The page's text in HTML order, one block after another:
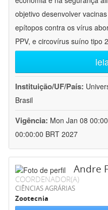
objetivo desenvolver
epítopos contra os vírus
PPV, e circovírus suíno tipo
Instituição/UF/País:
Brasil
Vigência: Mon Jan 08
00:00:00 BRT 2027
Andre
COORDENADOR(A)
CIÊNCIAS AGRÁRIAS
Zootecnia